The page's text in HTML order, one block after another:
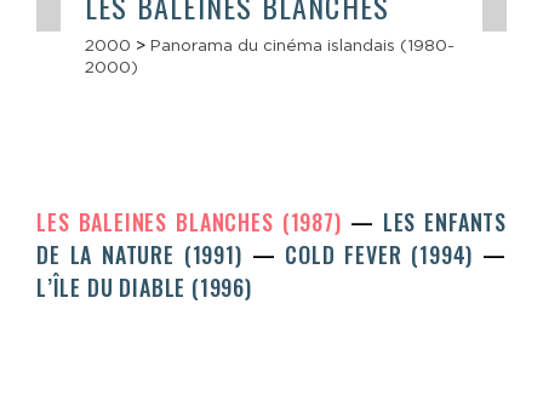
2000 > Panorama du cinéma islandais (1980-
2000)
LES BALEINES BLANCHES (1987)
LES ENFANTS
DE LA NATURE (1991)
COLD FEVER (1994)
L’ÎLE DU DIABLE (1996)